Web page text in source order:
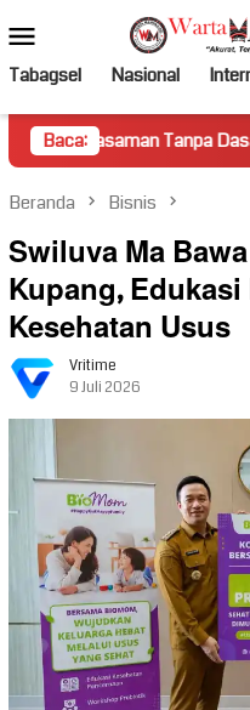
ke
kontenMobile
Tabagsel Nasional
Baca:
Tanpa Dasar Hukum Picu
Beranda Bisnis
Swiluva Ma
Kupang,
Kesehatan Usus
Vritime
9 Juli 2026